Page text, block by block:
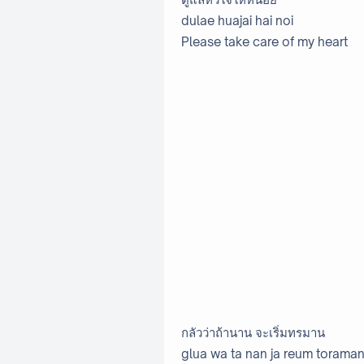
dulae huajai hai noi
Please take care of my heart
กลัวว่าถ้านาน จะเริ่มทรมาน
glua wa ta nan ja reum toraman